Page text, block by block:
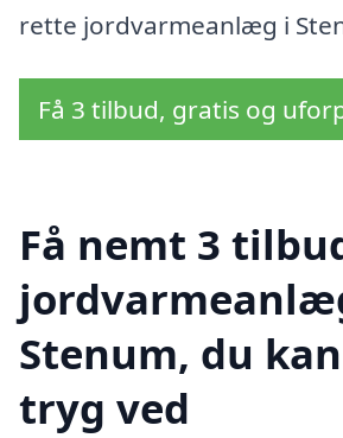
rette jordvarmeanlæg i
Få 3 tilbud, gratis og
Få nemt 3
Stenum, du
tryg ved